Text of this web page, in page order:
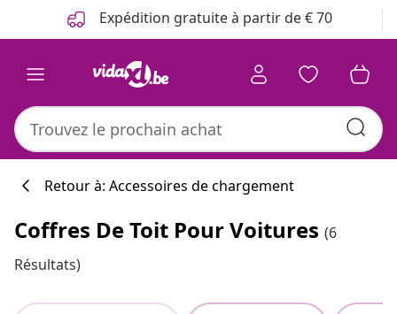
Expédition gratuite à partir de € 70
Retour à: Accessoires de chargement
Coffres De Toit Pour Voitures (6
Résultats)